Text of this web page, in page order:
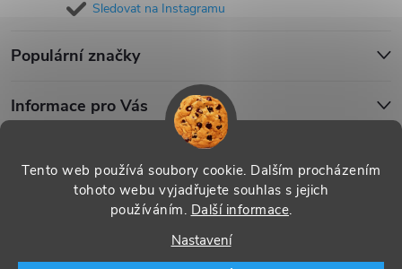
Tento web používá soubory cookie. Dalším procházením
tohoto webu vyjadřujete souhlas s jejich
používáním. Další informace.
Nastavení
Sledovat na Instagramu
Populární značky
Informace pro Vás
Copyright 2026 . Všechna práva vyhrazena.
nastavení cookies